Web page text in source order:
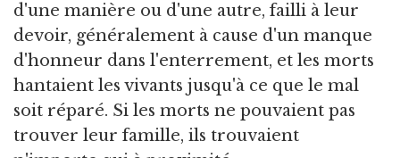
d'une manière ou d'une autre, failli à leur
devoir, généralement à cause d'un manque
d'honneur dans l'enterrement, et les morts
hantaient les vivants jusqu'à ce que le mal
soit réparé. Si les morts ne pouvaient pas
trouver leur famille, ils trouvaient